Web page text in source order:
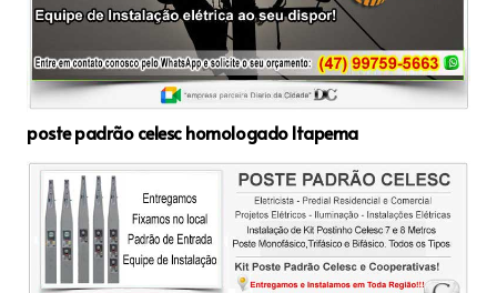
poste padrão celesc homologado Itapema